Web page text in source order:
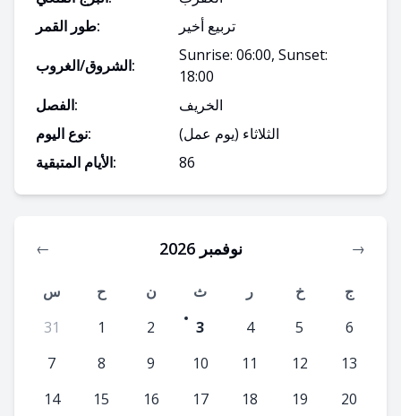
طور القمر:
تربيع أخير
الشروق/الغروب:
Sunrise: 06:00, Sunset:
18:00
الفصل:
الخريف
نوع اليوم:
الثلاثاء (يوم عمل)
الأيام المتبقية:
86
← نوفمبر 2026 →
س ح ن ث ر خ
ج
31
1 2 3 4 5
6
7
8 9 10 11 12
13
14
15 16 17 18 19 20